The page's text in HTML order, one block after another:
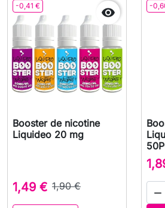
-0,41 € 
Booster de nicotine
Liquideo 20 mg
1,49 € 1,90 €
-
